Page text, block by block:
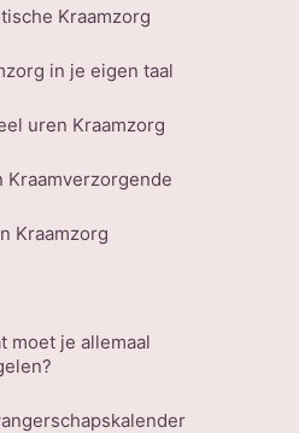
Kraamzorg
in je eigen taal
uren Kraamzorg
Kraamverzorgende
Kraamzorg
moet je allemaal